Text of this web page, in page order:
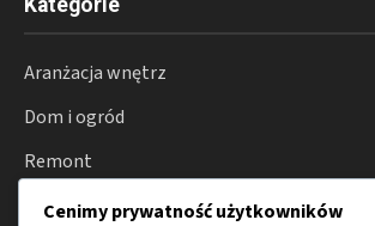
Kategorie
Aranżacja wnętrz
Dom i ogród
Remont
Oświetlenie
Cenimy prywatność użytkowników